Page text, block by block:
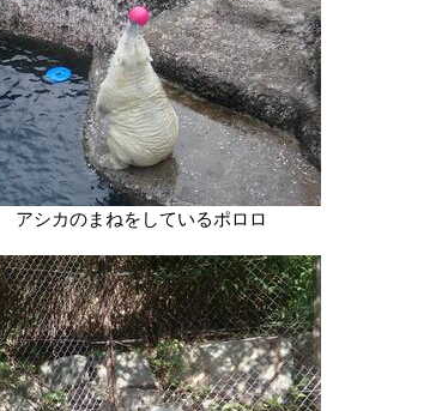
アシカのまねをしているポロロ